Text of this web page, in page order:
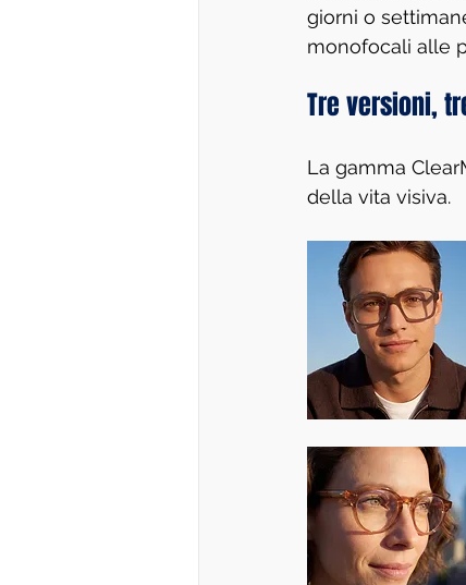
giorni o
monofocali alle
Tre versioni,
La gamma
della vita visiva.